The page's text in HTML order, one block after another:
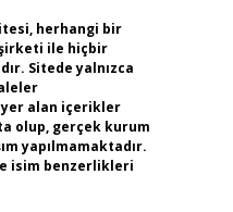
herhangi bir
şirketi ile hiçbir
Sitede yalnızca
yer alan içerikler
olup, gerçek kurum
yapılmamaktadır.
isim benzerlikleri